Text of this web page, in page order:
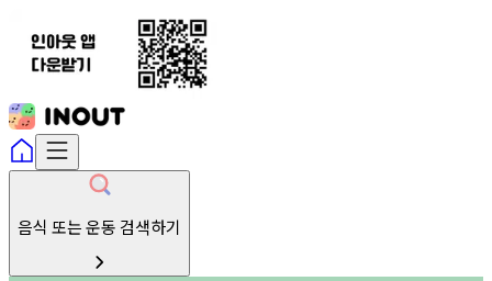
음식 또는 운동 검색하기